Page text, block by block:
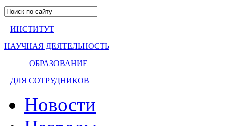
ИНСТИТУТ
НАУЧНАЯ ДЕЯТЕЛЬНОСТЬ
ОБРАЗОВАНИЕ
ДЛЯ СОТРУДНИКОВ
Новости